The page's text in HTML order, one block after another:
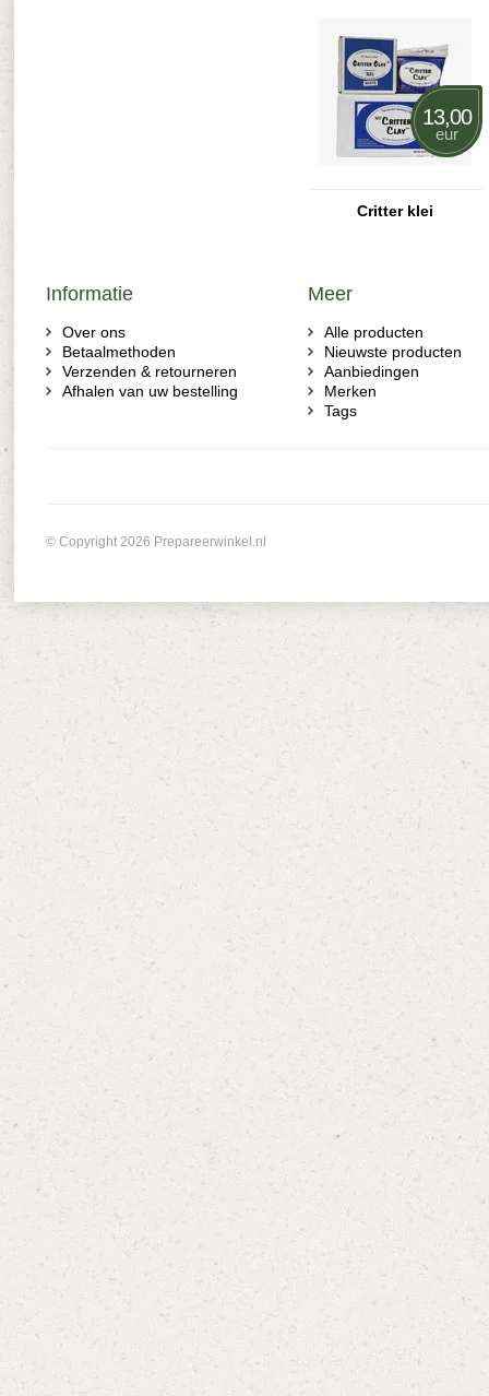
13,00
eur
Critter klei
Informatie
Over ons
Betaalmethoden
Verzenden & retourneren
Afhalen van uw bestelling
Meer
Alle producten
Nieuwste producten
Aanbiedingen
Merken
Tags
© Copyright 2026 Prepareerwinkel.nl